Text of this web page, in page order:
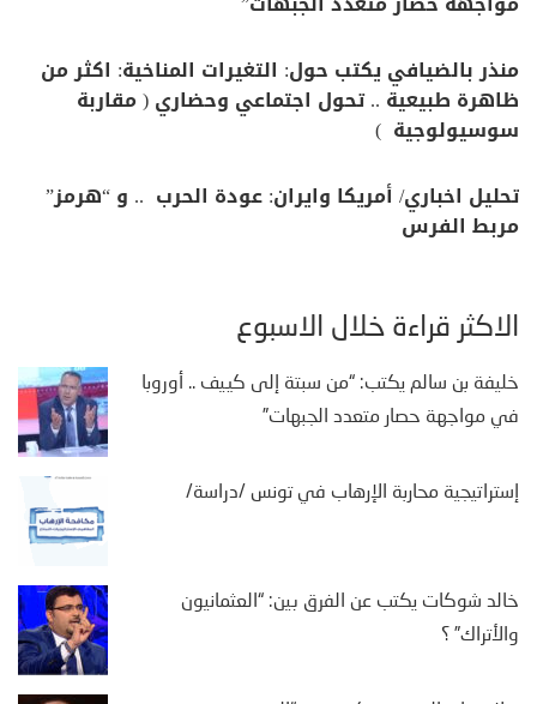
منذر بالضيافي يكتب حول: التغيرات المناخية: اكثر من
ظاهرة طبيعية .. تحول اجتماعي وحضاري ( مقاربة
سوسيولوجية )
تحليل اخباري/ أمريكا وايران: عودة الحرب .. و “هرمز”
مربط الفرس
الأكثر قراءة خلال الأسبوع
خليفة بن سالم يكتب: “من سبتة إلى كييف .. أوروبا
في مواجهة حصار متعدد الجبهات”
إستراتيجية محاربة الإرهاب في تونس /دراسة/
خالد شوكات يكتب عن الفرق بين: “العثمانيون
والأتراك” ؟